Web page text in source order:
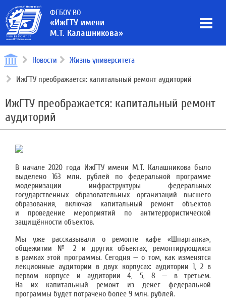
ФГБОУ ВО
«ИжГТУ имени
М.Т. Калашникова»
Новости Жизнь университета
ИжГТУ преображается: капитальный ремонт аудиторий
ИжГТУ преображается: капитальный ремонт
аудиторий
В начале 2020 года ИжГТУ имени М.Т. Калашникова было
выделено 163 млн. рублей по федеральной программе
модернизации инфраструктуры федеральных
государственных образовательных организаций высшего
образования, включая капитальный ремонт объектов
и проведение мероприятий по антитеррористической
защищённости объектов.
Мы уже рассказывали о ремонте кафе «Шпаргалка»,
общежитии № 2 и других объектах, ремонтирующихся
в рамках этой программы. Сегодня — о том, как изменятся
лекционные аудитории в двух корпусах: аудитории 1, 2 в
первом корпусе и аудитории 4, 5, 8 — в третьем.
На их капитальный ремонт из денег федеральной
программы будет потрачено более 9 млн. рублей.